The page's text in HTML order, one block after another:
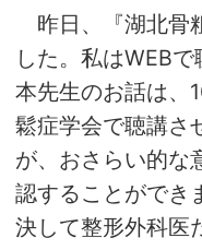
昨日、『湖北骨
した。私はWEB
本先生のお話は、
鬆症学会で聴講さ
が、おさらい的な
認することがで
決して整形外科医